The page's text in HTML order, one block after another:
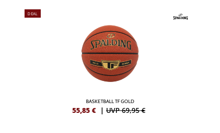
DEAL
BASKETBALL TF GOLD
55,85 € | UVP 69,95 €